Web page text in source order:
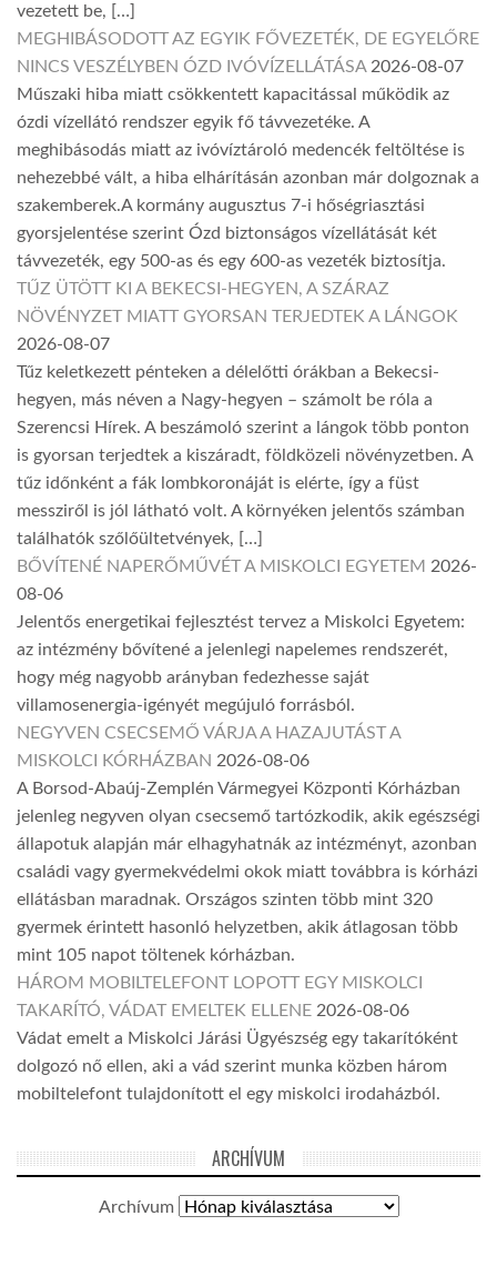
vezetett be, […]
MEGHIBÁSODOTT AZ EGYIK FŐVEZETÉK, DE EGYELŐRE
NINCS VESZÉLYBEN ÓZD IVÓVÍZELLÁTÁSA 2026-08-07
Műszaki hiba miatt csökkentett kapacitással működik az
ózdi vízellátó rendszer egyik fő távvezetéke. A
meghibásodás miatt az ivóvíztároló medencék feltöltése is
nehezebbé vált, a hiba elhárításán azonban már dolgoznak a
szakemberek.A kormány augusztus 7-i hőségriasztási
gyorsjelentése szerint Ózd biztonságos vízellátását két
távvezeték, egy 500-as és egy 600-as vezeték biztosítja.
TŰZ ÜTÖTT KI A BEKECSI-HEGYEN, A SZÁRAZ
NÖVÉNYZET MIATT GYORSAN TERJEDTEK A LÁNGOK
2026-08-07
Tűz keletkezett pénteken a délelőtti órákban a Bekecsi-
hegyen, más néven a Nagy-hegyen – számolt be róla a
Szerencsi Hírek. A beszámoló szerint a lángok több ponton
is gyorsan terjedtek a kiszáradt, földközeli növényzetben. A
tűz időnként a fák lombkoronáját is elérte, így a füst
messziről is jól látható volt. A környéken jelentős számban
találhatók szőlőültetvények, […]
BŐVÍTENÉ NAPERŐMŰVÉT A MISKOLCI EGYETEM 2026-
08-06
Jelentős energetikai fejlesztést tervez a Miskolci Egyetem:
az intézmény bővítené a jelenlegi napelemes rendszerét,
hogy még nagyobb arányban fedezhesse saját
villamosenergia-igényét megújuló forrásból.
NEGYVEN CSECSEMŐ VÁRJA A HAZAJUTÁST A
MISKOLCI KÓRHÁZBAN 2026-08-06
A Borsod-Abaúj-Zemplén Vármegyei Központi Kórházban
jelenleg negyven olyan csecsemő tartózkodik, akik egészségi
állapotuk alapján már elhagyhatnák az intézményt, azonban
családi vagy gyermekvédelmi okok miatt továbbra is kórházi
ellátásban maradnak. Országos szinten több mint 320
gyermek érintett hasonló helyzetben, akik átlagosan több
mint 105 napot töltenek kórházban.
HÁROM MOBILTELEFONT LOPOTT EGY MISKOLCI
TAKARÍTÓ, VÁDAT EMELTEK ELLENE 2026-08-06
Vádat emelt a Miskolci Járási Ügyészség egy takarítóként
dolgozó nő ellen, aki a vád szerint munka közben három
mobiltelefont tulajdonított el egy miskolci irodaházból.
ARCHÍVUM
Archívum